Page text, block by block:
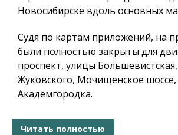
Новосибирске вдоль основных
Судя по картам приложений, на
были полностью закрыты для
проспект, улицы
Жуковского, Мочищенское
Академгородка.
Читать полностью